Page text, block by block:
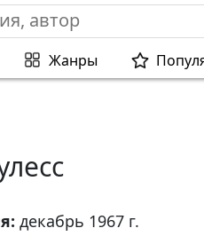
Жанры
декабрь 1967 г.